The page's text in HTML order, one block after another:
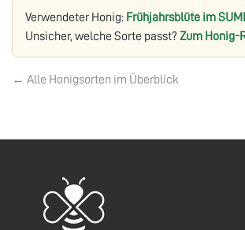
Verwendeter Honig: Frühjahrsblüte im
Unsicher, welche Sorte passt? Zum Honig-
← Alle Honigsorten im Überblick